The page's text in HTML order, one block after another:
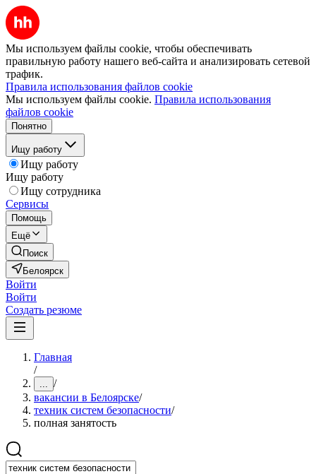
Мы используем файлы cookie, чтобы обеспечивать
правильную работу нашего веб-сайта и анализировать сетевой
трафик.
Правила использования файлов cookie
Мы используем файлы cookie. Правила использования
файлов cookie
Понятно
Ищу работу
Ищу работу
Ищу работу
Ищу сотрудника
Сервисы
Помощь
Ещё
Поиск
Белоярск
Войти
Войти
Создать резюме
Главная
/
... /
вакансии в Белоярске/
техник систем безопасности/
полная занятость